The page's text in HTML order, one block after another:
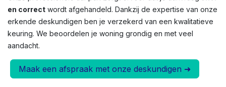
en correct wordt afgehandeld. Dankzij de expertise van onze
erkende deskundigen ben je verzekerd van een kwalitatieve
keuring. We beoordelen je woning grondig en met veel
aandacht.
Maak een afspraak met onze deskundigen ➜